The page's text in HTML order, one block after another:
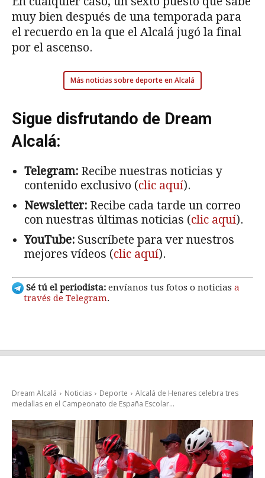
muy bien después de una temporada para
el recuerdo en la que el Alcalá jugó la final
por el ascenso.
Más noticias sobre deporte en Alcalá
Sigue disfrutando de Dream
Alcalá:
Telegram: Recibe nuestras noticias y
contenido exclusivo (clic aquí).
Newsletter: Recibe cada tarde un correo
con nuestras últimas noticias (clic aquí).
YouTube: Suscríbete para ver nuestros
mejores vídeos (clic aquí).
Sé tú el periodista: envíanos tus fotos o noticias a
través de Telegram.